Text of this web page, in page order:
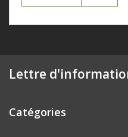
Lettre
Catégories